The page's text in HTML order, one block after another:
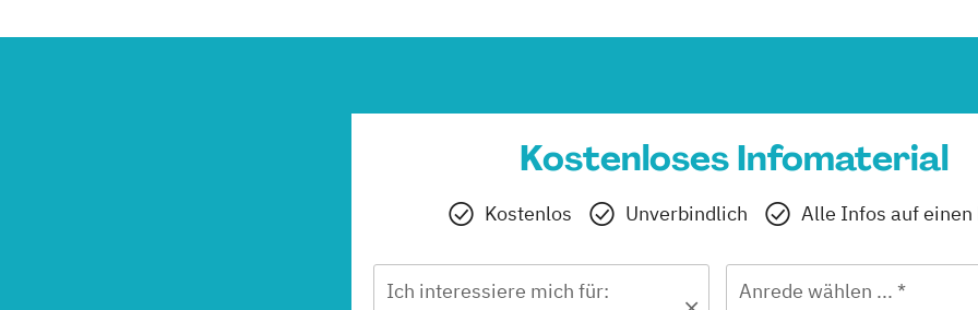
Kostenloses Infomaterial
Kostenlos Unverbindlich Alle Infos auf einen
Ich interessiere mich für:
Anrede wählen ... *